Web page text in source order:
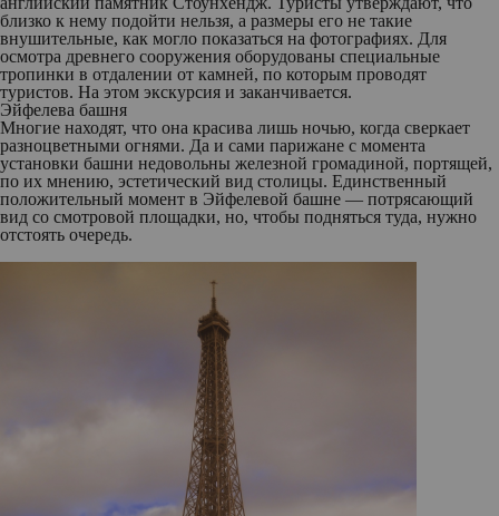
близко к нему подойти нельзя, а размеры его не такие
внушительные, как могло показаться на фотографиях. Для
осмотра древнего сооружения оборудованы специальные
тропинки в отдалении от камней, по которым проводят
туристов. На этом экскурсия и заканчивается.
Эйфелева башня
Многие находят, что она красива лишь ночью, когда сверкает
разноцветными огнями. Да и сами парижане с момента
установки башни недовольны железной громадиной, портящей,
по их мнению, эстетический вид столицы. Единственный
положительный момент в Эйфелевой башне — потрясающий
вид со смотровой площадки, но, чтобы подняться туда, нужно
отстоять очередь.